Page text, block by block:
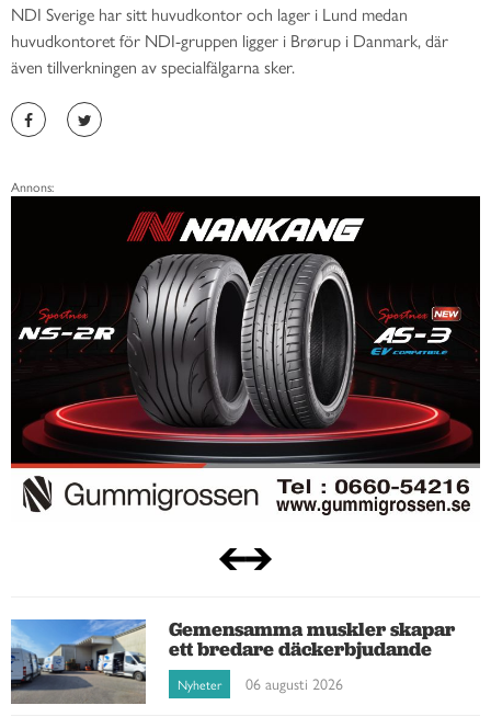
NDI Sverige har sitt huvudkontor och lager i Lund medan
huvudkontoret för NDI-gruppen ligger i Brørup i Danmark, där
även tillverkningen av specialfälgarna sker.
Annons:
Gemensamma muskler skapar
ett bredare däckerbjudande
Nyheter 06 augusti 2026